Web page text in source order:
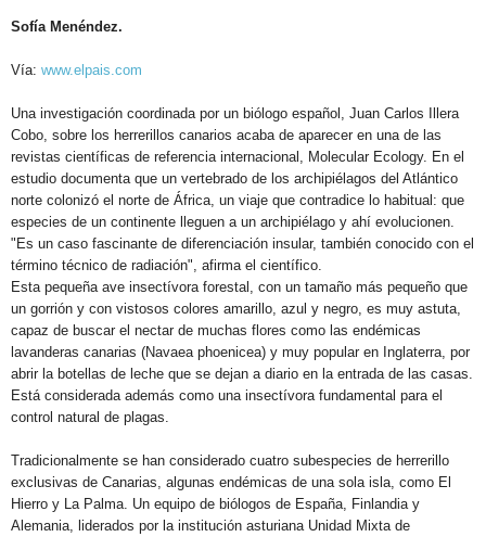
Sofía Menéndez.
Vía: www.elpais.com
Una investigación coordinada por un biólogo español, Juan Carlos Illera
Cobo, sobre los herrerillos canarios acaba de aparecer en una de las
revistas científicas de referencia internacional, Molecular Ecology. En el
estudio documenta que un vertebrado de los archipiélagos del Atlántico
norte colonizó el norte de África, un viaje que contradice lo habitual: que
especies de un continente lleguen a un archipiélago y ahí evolucionen.
"Es un caso fascinante de diferenciación insular, también conocido con el
término técnico de radiación", afirma el científico.
Esta pequeña ave insectívora forestal, con un tamaño más pequeño que
un gorrión y con vistosos colores amarillo, azul y negro, es muy astuta,
capaz de buscar el nectar de muchas flores como las endémicas
lavanderas canarias (Navaea phoenicea) y muy popular en Inglaterra, por
abrir la botellas de leche que se dejan a diario en la entrada de las casas.
Está considerada además como una insectívora fundamental para el
control natural de plagas.
Tradicionalmente se han considerado cuatro subespecies de herrerillo
exclusivas de Canarias, algunas endémicas de una sola isla, como El
Hierro y La Palma. Un equipo de biólogos de España, Finlandia y
Alemania, liderados por la institución asturiana Unidad Mixta de